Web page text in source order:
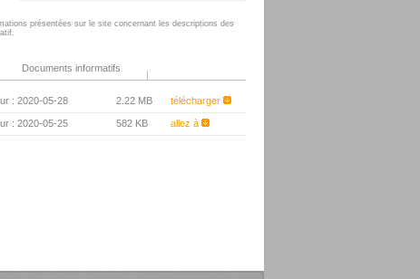
présentées sur le site concernant les descriptions des
Documents informatifs
: 2020-05-28 2.22 MB télécharger
: 2020-05-25 582 KB allez à